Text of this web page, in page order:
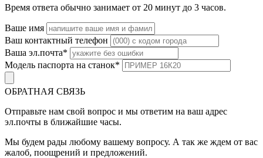
Время ответа обычно занимает от 20 минут до 3 часов.
Ваше имя
Ваш контактный телефон
Ваша эл.почта*
Модель паспорта на станок*
ОБРАТНАЯ СВЯЗЬ
Отправьте нам свой вопрос и мы ответим на ваш адрес
эл.почты в ближайшие часы.
Мы будем рады любому вашему вопросу. А так же ждем от вас
жалоб, поощрений и предложений.